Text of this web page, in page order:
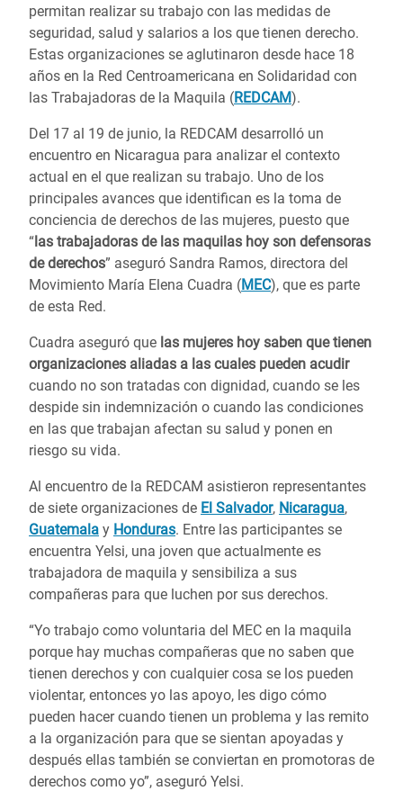
permitan realizar su trabajo con las medidas de
seguridad, salud y salarios a los que tienen derecho.
Estas organizaciones se aglutinaron desde hace 18
años en la Red Centroamericana en Solidaridad con
las Trabajadoras de la Maquila (REDCAM).
Del 17 al 19 de junio, la REDCAM desarrolló un
encuentro en Nicaragua para analizar el contexto
actual en el que realizan su trabajo. Uno de los
principales avances que identifican es la toma de
conciencia de derechos de las mujeres, puesto que
“las trabajadoras de las maquilas hoy son defensoras
de derechos” aseguró Sandra Ramos, directora del
Movimiento María Elena Cuadra (MEC), que es parte
de esta Red.
Cuadra aseguró que las mujeres hoy saben que tienen
organizaciones aliadas a las cuales pueden acudir
cuando no son tratadas con dignidad, cuando se les
despide sin indemnización o cuando las condiciones
en las que trabajan afectan su salud y ponen en
riesgo su vida.
Al encuentro de la REDCAM asistieron representantes
de siete organizaciones de El Salvador, Nicaragua,
Guatemala y Honduras. Entre las participantes se
encuentra Yelsi, una joven que actualmente es
trabajadora de maquila y sensibiliza a sus
compañeras para que luchen por sus derechos.
“Yo trabajo como voluntaria del MEC en la maquila
porque hay muchas compañeras que no saben que
tienen derechos y con cualquier cosa se los pueden
violentar, entonces yo las apoyo, les digo cómo
pueden hacer cuando tienen un problema y las remito
a la organización para que se sientan apoyadas y
después ellas también se conviertan en promotoras de
derechos como yo”, aseguró Yelsi.